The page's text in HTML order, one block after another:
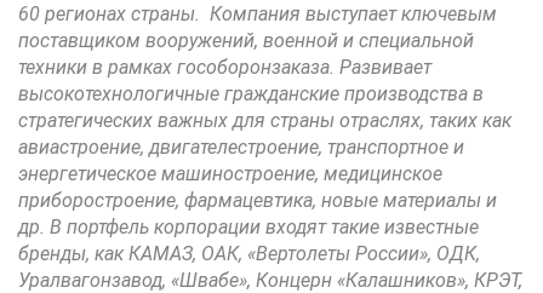
60 регионах страны. Компания выступает ключевым
поставщиком вооружений, военной и специальной
техники в рамках гособоронзаказа. Развивает
высокотехнологичные гражданские производства в
стратегических важных для страны отраслях, таких как
авиастроение, двигателестроение, транспортное и
энергетическое машиностроение, медицинское
приборостроение, фармацевтика, новые материалы и
др. В портфель корпорации входят такие известные
бренды, как КАМАЗ, ОАК, «Вертолеты России», ОДК,
Уралвагонзавод, «Швабе», Концерн «Калашников», КРЭТ,